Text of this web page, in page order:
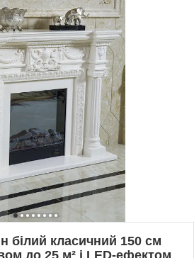
білий класичний 150 см
до 25 м² і LED-ефектом